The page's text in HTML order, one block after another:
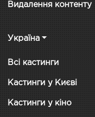
Видалення контенту
Україна
Всі кастинги
Кастинги у Києві
Кастинги у кіно